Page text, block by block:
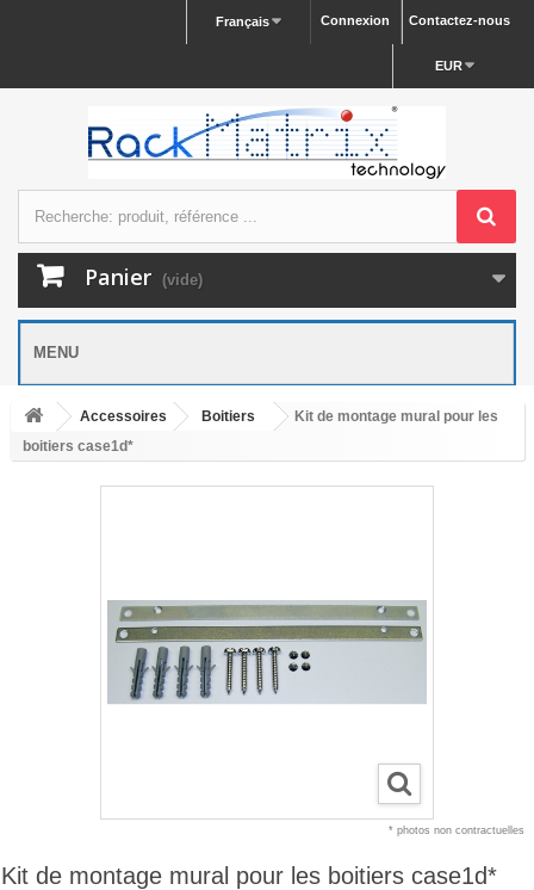
Contactez-nous
Connexion
Français
EUR
Panier (vide)
MENU
Accessoires Boitiers
Kit de montage mural pour les
boitiers case1d*
* photos non contractuelles
Kit de montage mural pour les boitiers case1d*